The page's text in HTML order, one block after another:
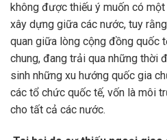
không được thiếu ý muốn có
xây dựng giữa các nước, tuy
quan giữa lòng cộng đồng quốc
chung, đang trải qua những thời
sinh những xu hướng quốc gia
các tổ chức quốc tế, vốn là môi
cho tất cả các nước.